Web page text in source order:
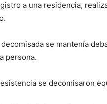
a una residencia,
se mantenía
persona.
se decomisaron